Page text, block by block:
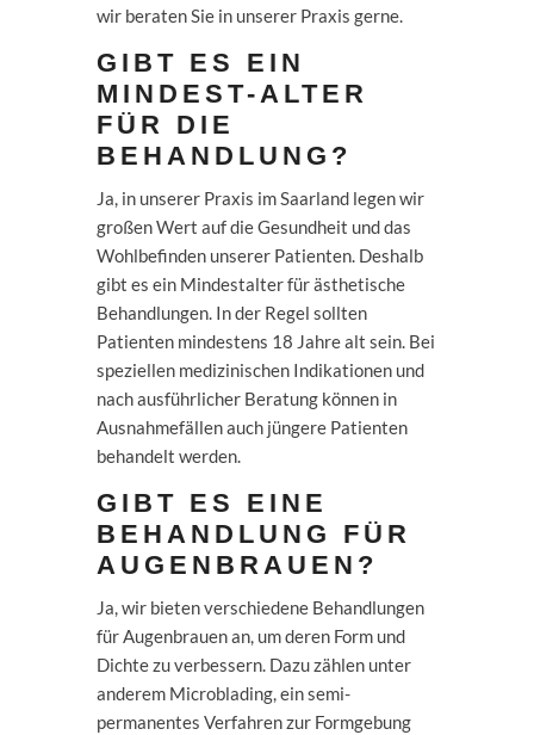
wir beraten Sie in unserer Praxis gerne.
GIBT ES EIN
MINDEST-ALTER
FÜR DIE
BEHANDLUNG?
Ja, in unserer Praxis im Saarland legen wir
großen Wert auf die Gesundheit und das
Wohlbefinden unserer Patienten. Deshalb
gibt es ein Mindestalter für ästhetische
Behandlungen. In der Regel sollten
Patienten mindestens 18 Jahre alt sein. Bei
speziellen medizinischen Indikationen und
nach ausführlicher Beratung können in
Ausnahmefällen auch jüngere Patienten
behandelt werden.
GIBT ES EINE
BEHANDLUNG FÜR
AUGENBRAUEN?
Ja, wir bieten verschiedene Behandlungen
für Augenbrauen an, um deren Form und
Dichte zu verbessern. Dazu zählen unter
anderem Microblading, ein semi-
permanentes Verfahren zur Formgebung